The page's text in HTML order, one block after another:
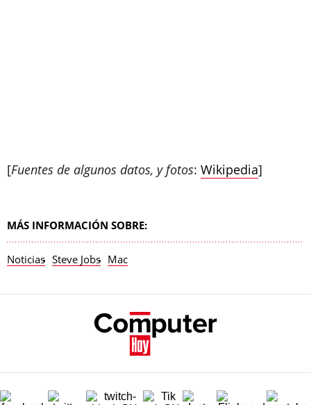
[Fuentes de algunos datos, y fotos: Wikipedia]
MÁS INFORMACIÓN SOBRE:
Noticias Steve Jobs Mac